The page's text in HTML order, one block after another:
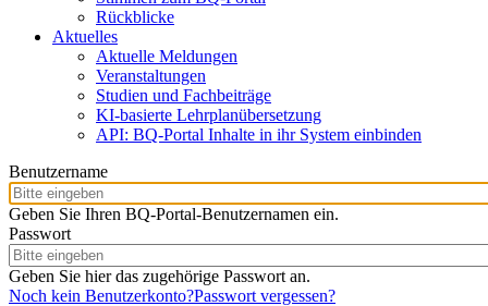
Rückblicke
Aktuelles
Aktuelle Meldungen
Veranstaltungen
Studien und Fachbeiträge
KI-basierte Lehrplanübersetzung
API: BQ-Portal Inhalte in ihr System einbinden
Benutzername
Geben Sie Ihren BQ-Portal-Benutzernamen ein.
Passwort
Geben Sie hier das zugehörige Passwort an.
Noch kein Benutzerkonto?Passwort vergessen?